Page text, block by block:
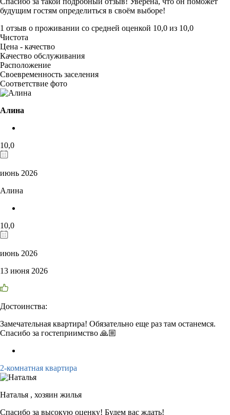
будущим гостям определиться в своём выборе!
1 отзыв о проживании со средней оценкой 10,0 из 10,0
Чистота
Цена - качество
Качество обслуживания
Расположение
Своевременность заселения
Соответствие фото
Алина
10,0
июнь 2026
Алина
10,0
июнь 2026
13 июня 2026
Достоинства:
Замечательная квартира! Обязательно еще раз там останемся.
Спасибо за гостеприимство 🙏🏼
2-комнатная квартира
Наталья , хозяин жилья
Спасибо за высокую оценку! Будем вас ждать!